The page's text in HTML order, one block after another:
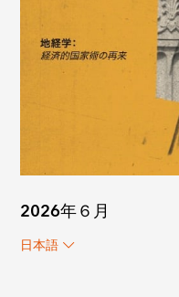
2026年６月
日本語